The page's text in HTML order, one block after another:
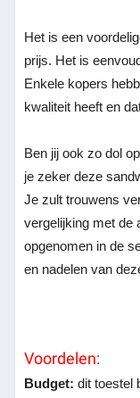
Het is een
prijs. Het is
Enkele kopers
kwaliteit heeft en
Ben jij ook zo dol
je zeker deze
Je zult trouwens
vergelijking met de
opgenomen in de
en nadelen van
Voordelen:
Budget: dit toestel